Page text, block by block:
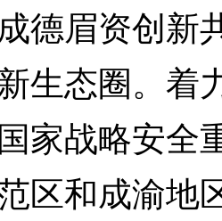
德眉资创新
生态圈。着
家战略安全
区和成渝地